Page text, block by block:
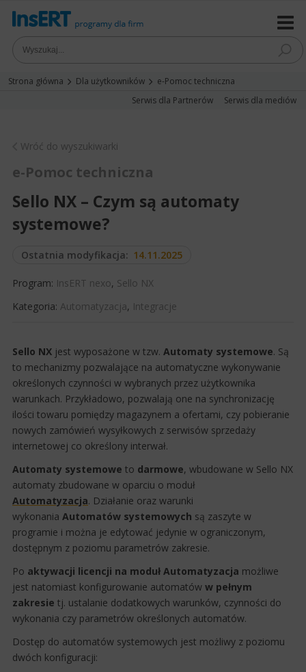
Strona główna Dla użytkowników
e-Pomoc techniczna
Serwis dla Partnerów
Serwis dla mediów
Wróć do wyszukiwarki
e-Pomoc techniczna
Sello NX – Czym są automaty
systemowe?
Ostatnia modyfikacja: 14.11.2025
Program: InsERT nexo, Sello NX
Kategoria: Automatyzacja, Integracje
​Sello NX jest wyposażone w tzw. Automaty systemowe. Są
to mechanizmy pozwalające na automatyczne wykonywanie
określonych czynności w wybranych przez użytkownika
warunkach. Przykładowo, pozwalają one na synchronizację
ilości towaru pomiędzy magazynem a ofertami, czy pobieranie
nowych zamówień wysyłkowych z serwisów sprzedaży
internetowej co określony interwał.​
Automaty systemowe to darmowe, wbudowane w Sello NX
automaty zbudowane w oparciu o moduł
Automatyzacja. Działanie oraz warunki
wykonania Automatów systemowych są zaszyte w
programie i można je edytować jedynie w ograniczonym,
dostępnym z poziomu parametrów zakresie.
Po aktywacji licencji na moduł Automatyzacja możliwe
jest natomiast konfigurowanie automatów w pełnym
zakresie tj. ustalanie dodatkowych warunków, czynności do
wykonania czy parametrów określonych automatów.
Dostęp do automatów systemowych jest możliwy z poziomu
dwóch konfiguracji: